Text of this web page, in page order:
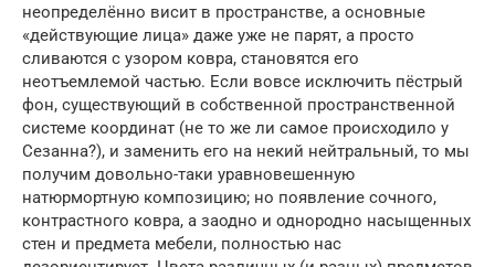
неопределённо висит в пространстве, а основные
«действующие лица» даже уже не парят, а просто
сливаются с узором ковра, становятся его
неотъемлемой частью. Если вовсе исключить пёстрый
фон, существующий в собственной пространственной
системе координат (не то же ли самое происходило у
Сезанна?), и заменить его на некий нейтральный, то мы
получим довольно-таки уравновешенную
натюрмортную композицию; но появление сочного,
контрастного ковра, а заодно и однородно насыщенных
стен и предмета мебели, полностью нас